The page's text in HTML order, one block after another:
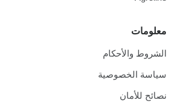
معلومات
الشروط والأحكام
سياسة الخصوصية
نصائح للأمان